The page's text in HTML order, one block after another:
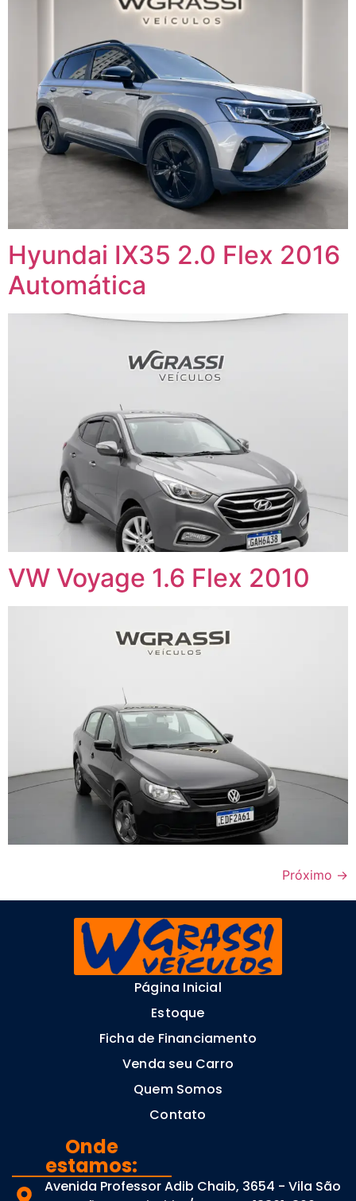
Hyundai IX35 2.0 Flex 2016
Automática
VW Voyage 1.6 Flex 2010
Próximo →
Página Inicial
Estoque
Ficha de Financiamento
Venda seu Carro
Quem Somos
Contato
Onde
estamos:
Avenida Professor Adib Chaib, 3654 - Vila São